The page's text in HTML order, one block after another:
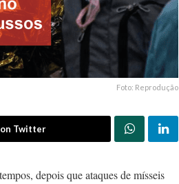
Foto: Reprodução
Twitter
depois que ataques de mísseis